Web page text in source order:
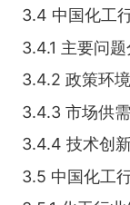
3.4 中国化工
3.4.1 主要问
3.4.2 政策环
3.4.3 市场供
3.4.4 技术创
3.5 中国化工